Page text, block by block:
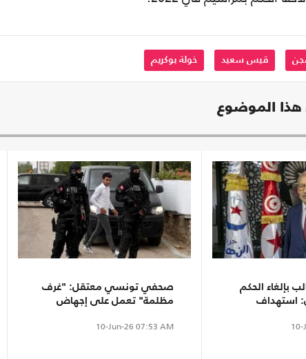
قيس سعيد خولة بوكريم
هذا الموضوع
بإلغاء الحكم
استهداف
10-
صحفي تونسي معتقل: "غرف
مظلمة" تعمل على إجهاض
10-Jun-26 07:53 AM